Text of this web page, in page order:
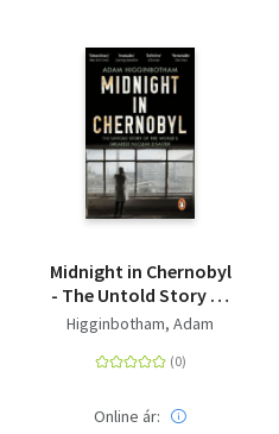
Taschenbücher
Libros de bolsillo
Livre de poche
Olasz zsebkönyvek
Orosz zsebkönyvek
Kalender
Egyéb idegen nyelvű
Midnight in Chernobyl
- The Untold Story of
the World's Greatest
Higginbotham, Adam
Online ár: